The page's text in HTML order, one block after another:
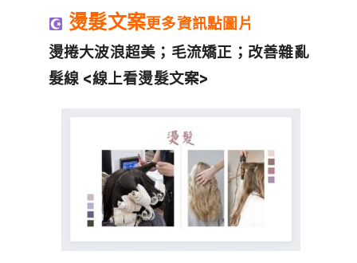
燙髮文案更多資訊點圖片
燙捲大波浪超美；毛流矯正；改善雜亂
髮線 <線上看燙髮文案>